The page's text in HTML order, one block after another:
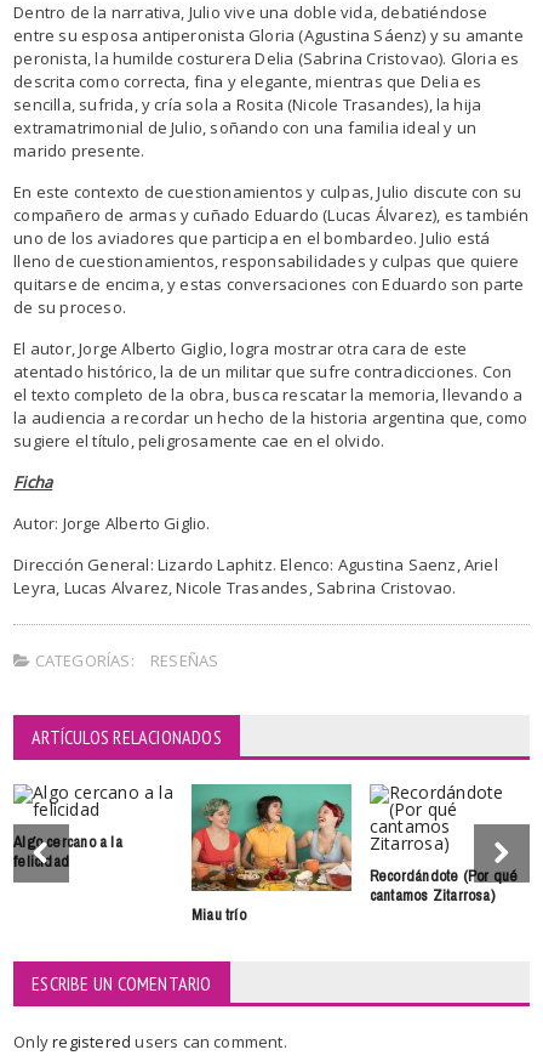
Dentro de la narrativa, Julio vive una doble vida, debatiéndose
entre su esposa antiperonista Gloria (Agustina Sáenz) y su amante
peronista, la humilde costurera Delia (Sabrina Cristovao). Gloria es
descrita como correcta, fina y elegante, mientras que Delia es
sencilla, sufrida, y cría sola a Rosita (Nicole Trasandes), la hija
extramatrimonial de Julio, soñando con una familia ideal y un
marido presente.
En este contexto de cuestionamientos y culpas, Julio discute con su
compañero de armas y cuñado Eduardo (Lucas Álvarez), es también
uno de los aviadores que participa en el bombardeo. Julio está
lleno de cuestionamientos, responsabilidades y culpas que quiere
quitarse de encima, y estas conversaciones con Eduardo son parte
de su proceso.
El autor, Jorge Alberto Giglio, logra mostrar otra cara de este
atentado histórico, la de un militar que sufre contradicciones. Con
el texto completo de la obra, busca rescatar la memoria, llevando a
la audiencia a recordar un hecho de la historia argentina que, como
sugiere el título, peligrosamente cae en el olvido.
Ficha
Autor: Jorge Alberto Giglio.
Dirección General: Lizardo Laphitz. Elenco: Agustina Saenz, Ariel
Leyra, Lucas Alvarez, Nicole Trasandes, Sabrina Cristovao.
CATEGORÍAS: RESEÑAS
ARTÍCULOS RELACIONADOS
Algo cercano a la
felicidad
Miau trío
Recordándote (Por qué
cantamos Zitarrosa)
ESCRIBE UN COMENTARIO
Onlyregisteredusers can comment.